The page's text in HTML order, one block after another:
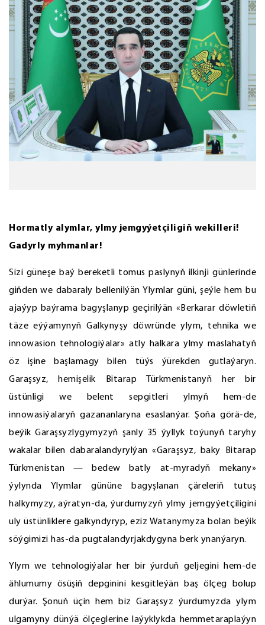
Hormatly alymlar, ylmy jemgyýetçiligiň wekilleri!
Gadyrly myhmanlar!
Sizi güneşe baý bereketli tomus paslynyň ilkinji günlerinde
giňden we dabaraly bellenilýän Ylymlar güni, şeýle hem bu
ajaýyp baýrama bagyşlanyp geçirilýän «Berkarar döwletiň
täze eýýamynyň Galkynyşy döwründe ylym, tehnika we
innowasion tehnologiýalar» atly halkara ylmy maslahatyň
öz işine başlamagy bilen tüýs ýürekden gutlaýaryn.
Garaşsyz, hemişelik Bitarap Türkmenistanyň her bir
üstünligi we belent sepgitleri ylmyň hem-de
innowasiýalaryň gazananlaryna esaslanýar. Şoňa görä-de,
beýik Garaşsyzlygymyzyň şanly 35 ýyllyk toýunyň taryhy
wakalar bilen dabaralandyrylýan «Garaşsyz, baky Bitarap
Türkmenistan — bedew batly at-myradyň mekany»
ýylynda Ylymlar gününe bagyşlanan çäreleriň tutuş
halkymyzy, aýratyn-da, ýurdumyzyň ylmy jemgyýetçiligini
uly üstünliklere galkyndyryp, eziz Watanymyza bolan beýik
söýgimizi has-da pugtalandyrjakdygyna berk ynanýaryn.
Ylym we tehnologiýalar her bir ýurduň geljegini hem-de
ählumumy ösüşiň depginini kesgitleýän baş ölçeg bolup
durýar. Şonuň üçin hem biz Garaşsyz ýurdumyzda ylym
ulgamyny dünýä ölçeglerine laýyklykda hemmetaraplaýyn